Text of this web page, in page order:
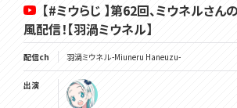
【#ミウらじ 】第62回、ミウネルさ
風配信！【羽渦ミウネル】
配信ch 羽渦ミウネル -Miuneru Haneuzu-
出演